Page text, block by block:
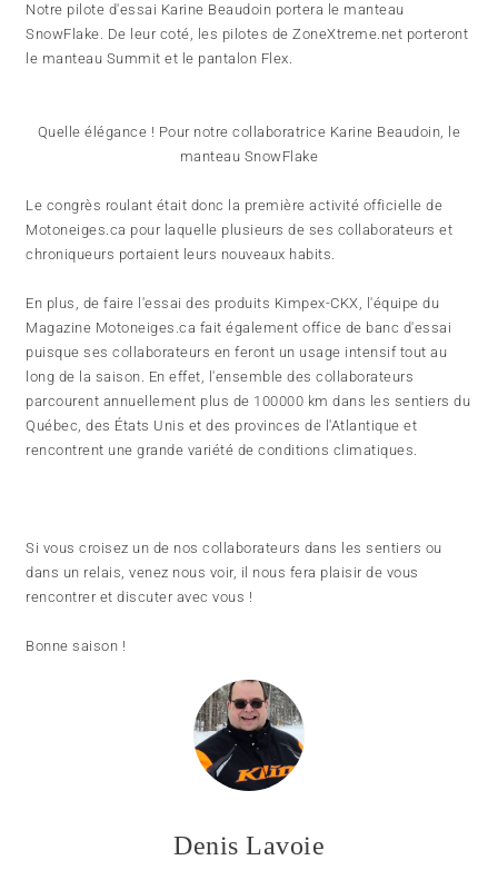
Notre pilote d'essai Karine Beaudoin portera le manteau
SnowFlake. De leur coté, les pilotes de ZoneXtreme.net porteront
le manteau Summit et le pantalon Flex.
Quelle élégance ! Pour notre collaboratrice Karine Beaudoin, le
manteau SnowFlake
Le congrès roulant était donc la première activité officielle de
Motoneiges.ca pour laquelle plusieurs de ses collaborateurs et
chroniqueurs portaient leurs nouveaux habits.
En plus, de faire l'essai des produits Kimpex-CKX, l'équipe du
Magazine Motoneiges.ca fait également office de banc d'essai
puisque ses collaborateurs en feront un usage intensif tout au
long de la saison. En effet, l'ensemble des collaborateurs
parcourent annuellement plus de 100000 km dans les sentiers du
Québec, des États Unis et des provinces de l'Atlantique et
rencontrent une grande variété de conditions climatiques.
Si vous croisez un de nos collaborateurs dans les sentiers ou
dans un relais, venez nous voir, il nous fera plaisir de vous
rencontrer et discuter avec vous !
Bonne saison !
Denis Lavoie